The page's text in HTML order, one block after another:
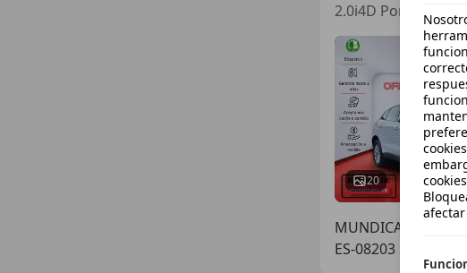
2.0i4D Portfolio Aut.
20
MUNDICARS
ES-08203 SABADELL